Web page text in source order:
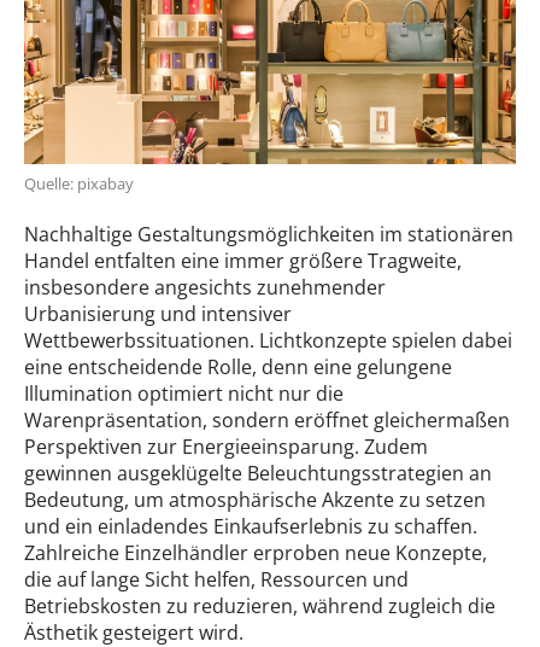
Quelle: pixabay
Nachhaltige Gestaltungsmöglichkeiten im stationären
Handel entfalten eine immer größere Tragweite,
insbesondere angesichts zunehmender
Urbanisierung und intensiver
Wettbewerbssituationen. Lichtkonzepte spielen dabei
eine entscheidende Rolle, denn eine gelungene
Illumination optimiert nicht nur die
Warenpräsentation, sondern eröffnet gleichermaßen
Perspektiven zur Energieeinsparung. Zudem
gewinnen ausgeklügelte Beleuchtungsstrategien an
Bedeutung, um atmosphärische Akzente zu setzen
und ein einladendes Einkaufserlebnis zu schaffen.
Zahlreiche Einzelhändler erproben neue Konzepte,
die auf lange Sicht helfen, Ressourcen und
Betriebskosten zu reduzieren, während zugleich die
Ästhetik gesteigert wird.